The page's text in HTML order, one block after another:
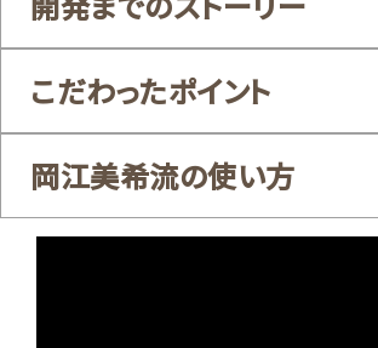
こだわったポイント
岡江美希流の使い方